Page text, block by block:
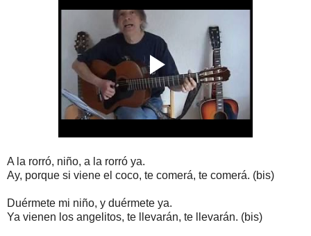
A la rorró, niño, a la rorró ya.
Ay, porque si viene el coco, te comerá, te comerá. (bis)
Duérmete mi niño, y duérmete ya.
Ya vienen los angelitos, te llevarán, te llevarán. (bis)